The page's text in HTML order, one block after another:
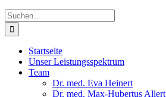
Suche
nach:
Startseite
Unser Leistungsspektrum
Team
Dr. med. Eva Heinert
Dr. med. Max-Hubertus Allert